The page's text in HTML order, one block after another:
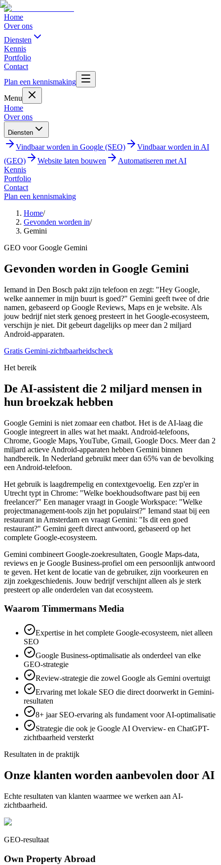
Home
Over ons
Diensten
Kennis
Portfolio
Contact
Plan een kennismaking
Menu
Home
Over ons
Diensten
Vindbaar worden in Google (SEO)
Vindbaar worden in AI
(GEO)
Website laten bouwen
Automatiseren met AI
Kennis
Portfolio
Contact
Plan een kennismaking
Home/
Gevonden worden in/
Gemini
GEO voor Google Gemini
Gevonden worden in Google Gemini
Iemand in Den Bosch pakt zijn telefoon en zegt: "Hey Google,
welke aannemer in mijn buurt is goed?" Gemini geeft twee of drie
namen, gebaseerd op Google Reviews, Maps en je website. Als
jouw bedrijf niet sterk genoeg presteert in het Google-ecosysteem,
verschijn je niet. Dit gebeurt dagelijks op meer dan 2 miljard
Android-apparaten.
Gratis Gemini-zichtbaarheidscheck
Het bereik
De AI-assistent die 2 miljard mensen in
hun broekzak hebben
Google Gemini is niet zomaar een chatbot. Het is de AI-laag die
Google integreert in alles wat het maakt. Android-telefoons,
Chrome, Google Maps, YouTube, Gmail, Google Docs. Meer dan 2
miljard actieve Android-apparaten hebben Gemini binnen
handbereik. In Nederland gebruikt meer dan 65% van de bevolking
een Android-telefoon.
Het gebruik is laagdrempelig en contextgevoelig. Een zzp'er in
Utrecht typt in Chrome: "Welke boekhoudsoftware past bij een
freelancer?" Een manager vraagt in Google Workspace: "Welke
projectmanagement-tools zijn het populairst?" Iemand staat bij een
restaurant in Amsterdam en vraagt Gemini: "Is dit een goed
restaurant?" Gemini geeft direct antwoord, gebaseerd op het
complete Google-ecosysteem.
Gemini combineert Google-zoekresultaten, Google Maps-data,
reviews en je Google Business-profiel om een persoonlijk antwoord
te geven. Het kent de locatie van de gebruiker, zijn voorkeuren en
zijn zoekgeschiedenis. Jouw bedrijf verschijnt alleen als je sterk
presteert op alle onderdelen van dat ecosysteem.
Waarom Timmermans Media
Expertise in het complete Google-ecosysteem, niet alleen
SEO
Google Business-optimalisatie als onderdeel van elke
GEO-strategie
Review-strategie die zowel Google als Gemini overtuigt
Ervaring met lokale SEO die direct doorwerkt in Gemini-
resultaten
8+ jaar SEO-ervaring als fundament voor AI-optimalisatie
Strategie die ook je Google AI Overview- en ChatGPT-
zichtbaarheid versterkt
Resultaten in de praktijk
Onze klanten worden aanbevolen door AI
Echte resultaten van klanten waarmee we werken aan AI-
zichtbaarheid.
GEO-resultaat
Own Property Abroad